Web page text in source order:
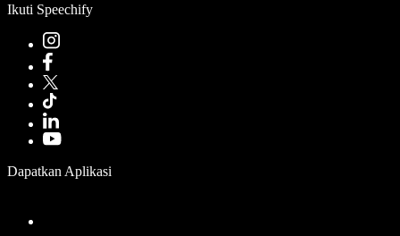
Ikuti Speechify
Dapatkan Aplikasi